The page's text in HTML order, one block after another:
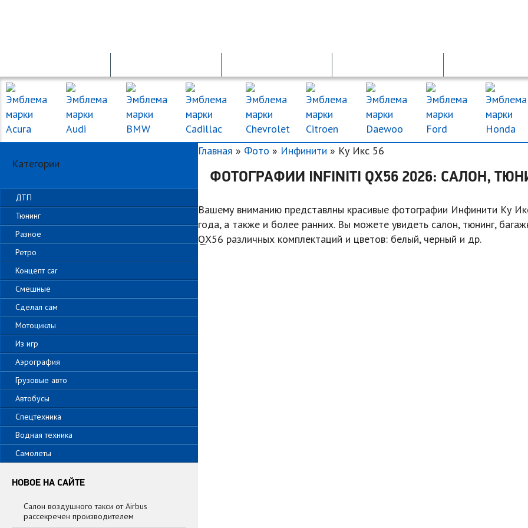
Главная » Фото » Инфинити » Ку Икс 56
ФОТОГРАФИИ INFINITI QX56 2026: САЛОН,
Вашему вниманию представлны красивые фотографии Инфинити Ку
года, а также и более ранних. Вы можете увидеть салон, тюнинг,
QX56 различных комплектаций и цветов: белый, черный и др.
Категории
ДТП
Тюнинг
Разное
Ретро
Концепт car
Смешные
Сделал сам
Мотоциклы
Из игр
Аэрография
Грузовые авто
Автобусы
Спецтехника
Водная техника
Самолеты
НОВОЕ НА САЙТЕ
Салон воздушного такси от Airbus
рассекречен производителем